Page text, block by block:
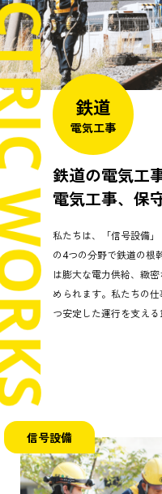
鉄道
電気工事
鉄道の電気工
電気工事、保
私たちは、「信号設備
の4つの分野で鉄道の根
は膨大な電力供給、緻
められます。私たちの
つ安定した運行を支える
信号設備